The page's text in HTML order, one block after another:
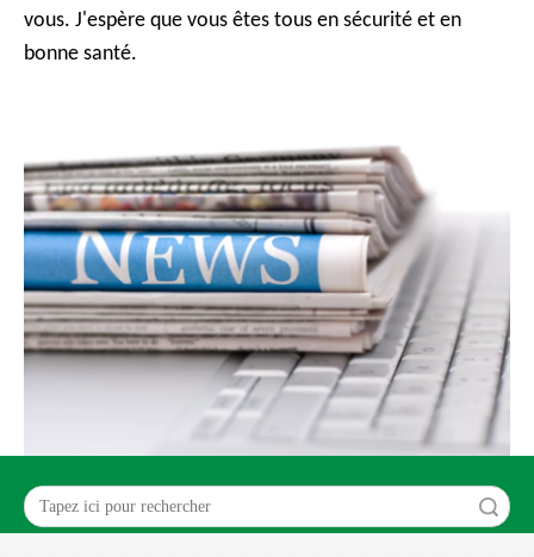
vous. J'espère que vous êtes tous en sécurité et en
bonne santé.